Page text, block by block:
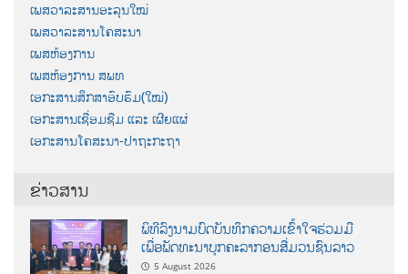
ເພສວາລະສານອະລຸນໃໝ່
ເພສວາລະສານໂຄສະນາ
ເພສຫ້ອງການ
ເພສຫ້ອງການ ສພທ
ເອກະສານສຶກສາອົບຮົມ(ໃໝ່)
ເອກະສານເຊື່ອມຊືມ ແລະ ເຜີຍແຜ່
ເອກະສານໂຄສະນາ-ປາຖະກະຖາ
ຂ່າວສານ
ພິທີລົງນາມບົດບັນທຶກຄວາມເຂົ້າໃຈຮ່ວມມື
ເພື່ອພັດທະນາບຸກຄະລາກອນສື່ມວນຊົນລາວ
5 August 2026